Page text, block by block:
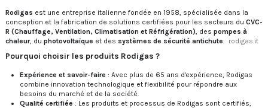
Rodigas est une entreprise italienne fondée en 1958, spécialisée dans la
conception et la fabrication de solutions certifiées pour les secteurs du CVC-
R (Chauffage, Ventilation, Climatisation et Réfrigération), des pompes à
chaleur, du photovoltaïque et des systèmes de sécurité antichute. rodigas.it
Pourquoi choisir les produits Rodigas ?
Expérience et savoir-faire : Avec plus de 65 ans d'expérience, Rodigas
combine innovation technologique et flexibilité pour répondre aux
besoins du marché et de la société.
Qualité certifiée : Les produits et processus de Rodigas sont certifiés,